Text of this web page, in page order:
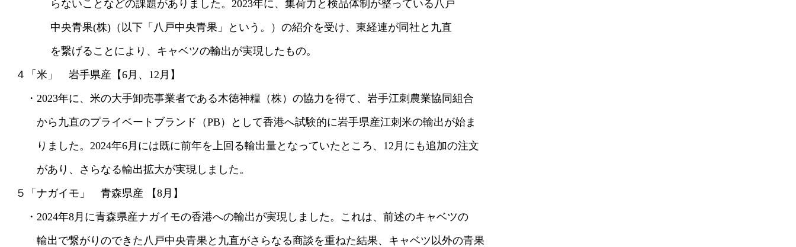
らないことなどの課題がありました。2023年に、集荷力と検品体制が整っている八戸
中央青果(株)（以下「八戸中央青果」という。）の紹介を受け、東経連が同社と九直
を繋げることにより、キャベツの輸出が実現したもの。
４「米」 岩手県産【6月、12月】
・2023年に、米の大手卸売事業者である木徳神糧（株）の協力を得て、岩手江刺農業協同組合
から九直のプライベートブランド（PB）として香港へ試験的に岩手県産江刺米の輸出が始ま
りました。2024年6月には既に前年を上回る輸出量となっていたところ、12月にも追加の注文
があり、さらなる輸出拡大が実現しました。
５「ナガイモ」 青森県産 【8月】
・2024年8月に青森県産ナガイモの香港への輸出が実現しました。これは、前述のキャベツの
輸出で繋がりのできた八戸中央青果と九直がさらなる商談を重ねた結果、キャベツ以外の青果